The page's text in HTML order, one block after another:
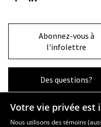
Abonnez-vous à
l'infolettre
Des questions?
La Faculté et ses écoles
Votre vie privée est
Nous utilisons des témoins